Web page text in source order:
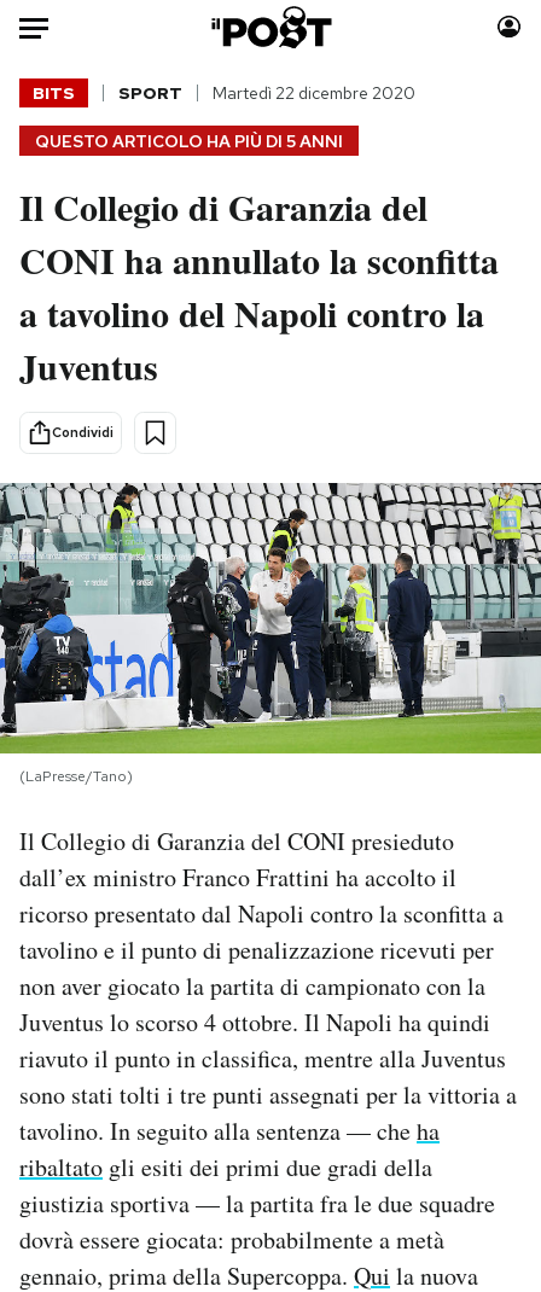
Auto
HOME
Italia
Politica
Tecnologia
Scienza
Cultura
Economia
Sport
Moda
Consumismi
Storie/Idee
Mondiali calcio 2026
PODCAST
NEWSLETTER
I MIEI PREFERITI
SHOP
CALENDARIO
AREA PERSONALE
Area Personale
Newsletter
Notifiche mobile
Regala il Post
Hai bisogno di aiuto?
Esci
QUESTO ARTICOLO HA PIÙ DI 5 ANNI
BITS SPORT Martedì 22 dicembre 2020
Il Collegio di Garanzia del
CONI ha annullato la sconfitta
a tavolino del Napoli contro la
Juventus
Condividi
(LaPresse/Tano)
Il Collegio di Garanzia del CONI presieduto
dall’ex ministro Franco Frattini ha accolto il
ricorso presentato dal Napoli contro la sconfitta a
tavolino e il punto di penalizzazione ricevuti per
non aver giocato la partita di campionato con la
Juventus lo scorso 4 ottobre. Il Napoli ha quindi
riavuto il punto in classifica, mentre alla Juventus
sono stati tolti i tre punti assegnati per la vittoria a
tavolino. In seguito alla sentenza — cheha
ribaltato gli esiti dei primi due gradi della
giustizia sportiva — la partita fra le due squadre
dovrà essere giocata: probabilmente a metà
gennaio, prima della Supercoppa. Qui la nuova